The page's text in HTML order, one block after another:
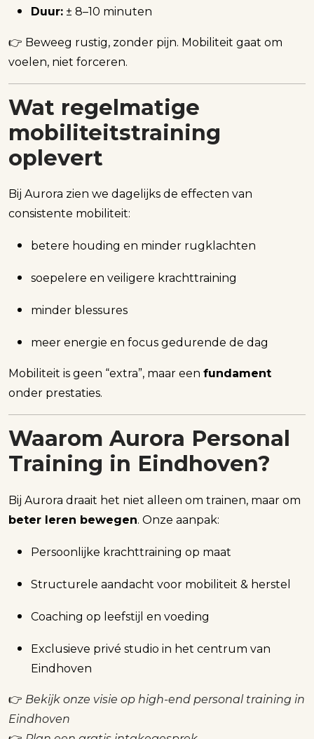
Duur: ± 8–10 minuten
👉 Beweeg rustig, zonder pijn. Mobiliteit gaat om
voelen, niet forceren.
Wat regelmatige
mobiliteitstraining
oplevert
Bij Aurora zien we dagelijks de effecten van
consistente mobiliteit:
betere houding en minder rugklachten
soepelere en veiligere krachttraining
minder blessures
meer energie en focus gedurende de dag
Mobiliteit is geen “extra”, maar een fundament
onder prestaties.
Waarom Aurora Personal
Training in Eindhoven?
Bij Aurora draait het niet alleen om trainen, maar om
beter leren bewegen. Onze aanpak:
Persoonlijke krachttraining op maat
Structurele aandacht voor mobiliteit & herstel
Coaching op leefstijl en voeding
Exclusieve privé studio in het centrum van
Eindhoven
👉 Bekijk onze visie op high-end personal training in
Eindhoven